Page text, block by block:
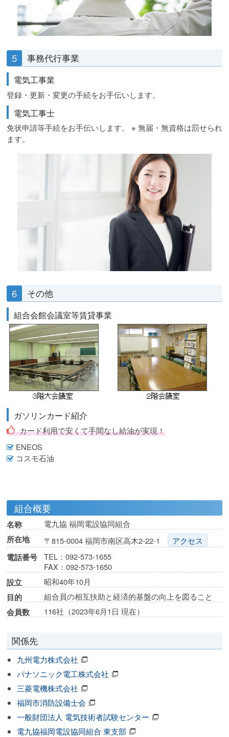
5
事務代行事業
電気工事業
登録・更新・変更の手続をお手伝いします。
電気工事士
免状申請等手続をお手伝いします。 ※ 無届・無資格は罰せられ
ます。
6
その他
組合会館会議室等賃貸事業
ガソリンカード紹介
カード利用で安くて手間なし給油が実現！
ENEOS
コスモ石油
組合概要
名称 電九協 福岡電設協同組合
所在地 〒815-0004 福岡市南区高木2-22-1 アクセス
電話番号
TEL：092-573-1655
FAX：092-573-1650
設立 昭和40年10月
目的 組合員の相互扶助と経済的基盤の向上を図ること
会員数 116社（2023年6月1日 現在）
関係先
九州電力株式会社
パナソニック電工株式会社
三菱電機株式会社
福岡市消防設備士会
一般財団法人 電気技術者試験センター
電九協福岡電設協同組合 東支部